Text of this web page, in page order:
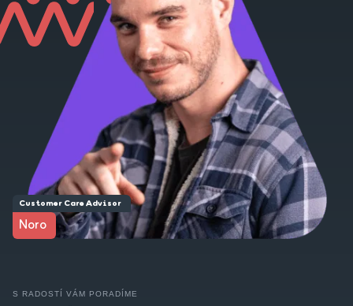
Customer Care Advisor
Noro
S RADOSTÍ VÁM PORADÍME